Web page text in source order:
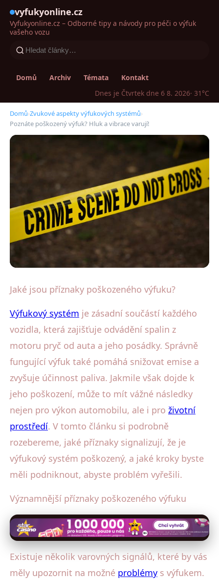
vyfukyonline.cz
Vyfukyonline.cz – Odborné tipy a návody pro péči o výfuk
vašeho vozu
Domů Archiv Témata
Kontakt
Dnes je Čtvrtek dne 6 8. 2026· 31°C
Domů›Zvukové aspekty výfukových systémů›
Poznáte poškozený výfuk? Hluk a vibrace varují!
Zvukové aspekty výfukových systémů
vibrace varují!
5. 9. 2025· 4 min čtení · Autor: Lenka Havlíková
Jaké jsou příznaky poškozeného výfuku?
Výfukový systém je zásadní součástí každého
vozidla, která zajišťuje odvádění spalin z
motoru pryč od auta a jeho posádky. Správně
fungující výfuk také pomáhá snižovat emise a
zvyšuje účinnost paliva. Jakmile však dojde k
jeho poškození, může to mít vážné následky
nejen pro výkon automobilu, ale i pro životní
prostředí. V tomto článku si podrobně
rozebereme, jaké příznaky signalizují, že je
výfukový systém poškozený, a jaké kroky byste
měli podniknout, abyste problém vyřešili.
Významnější příznaky poškozeného výfuku
Existuje několik varovných signálů, které by vás
měly upozornit na možné problémy s výfukem.